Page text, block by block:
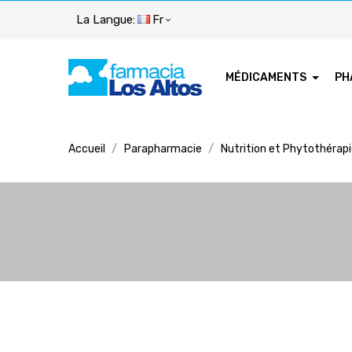
La Langue: Fr
MÉDICAMENTS
Accueil Parapharmacie Nutrition et